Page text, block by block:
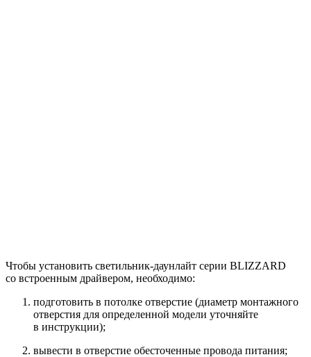
Чтобы установить светильник-даунлайт серии BLIZZARD
со встроенным драйвером, необходимо:
подготовить в потолке отверстие (диаметр монтажного
отверстия для определенной модели уточняйте
в инструкции);
вывести в отверстие обесточенные провода питания;